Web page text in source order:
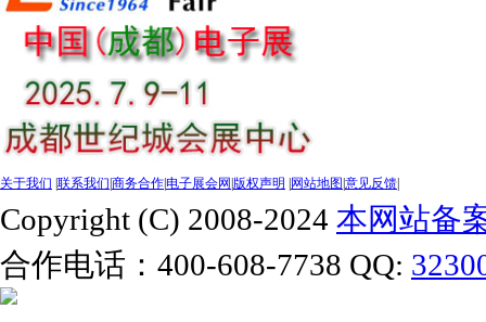
关于我们 联系我们 商务合作电子展会网 版权声明 网站地图 意见反馈
Copyright (C) 2008-2024 本网站备
合作电话：400-608-7738 QQ: